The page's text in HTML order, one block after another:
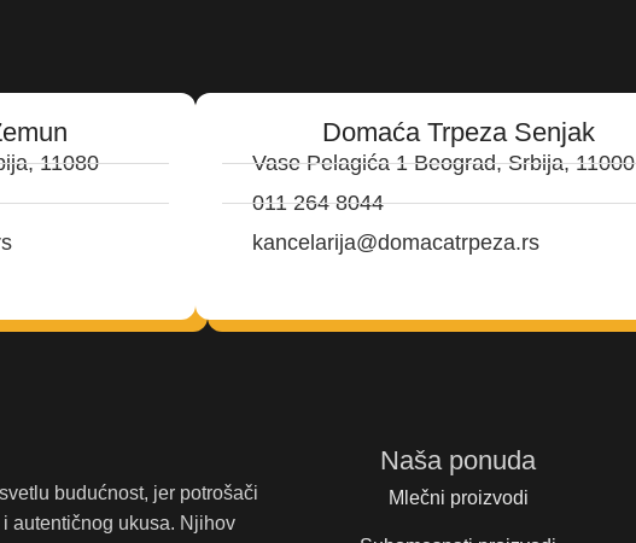
11080
Domaća Trpeza Senjak
Vase Pelagića 1 Beograd, Srbija, 11000
011 264 8044
kancelarija@domacatrpeza.rs
budućnost, jer potrošači
autentičnog ukusa. Njihov
Naša ponuda
Mlečni proizvodi